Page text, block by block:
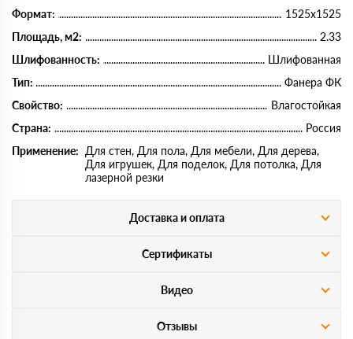
Формат:
1525х1525
Площадь, м2:
2.33
Шлифованность:
Шлифованная
Тип:
Фанера ФК
Свойство:
Влагостойкая
Страна:
Россия
Применение: Для стен, Для пола, Для мебели, Для дерева,
Для игрушек, Для поделок, Для потолка, Для
лазерной резки
Доставка и оплата
Сертификаты
Видео
Отзывы